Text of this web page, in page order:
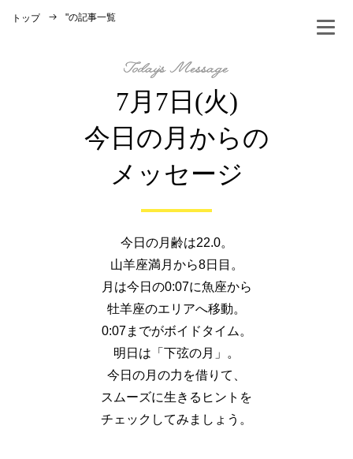
トップ "の記事一覧
7月7日(火)
今日の月からの
メッセージ
今日の月齢は22.0。
山羊座満月から8日目。
月は今日の0:07に魚座から
牡羊座のエリアへ移動。
0:07までがボイドタイム。
明日は「下弦の月」。
今日の月の力を借りて、
スムーズに生きるヒントを
チェックしてみましょう。